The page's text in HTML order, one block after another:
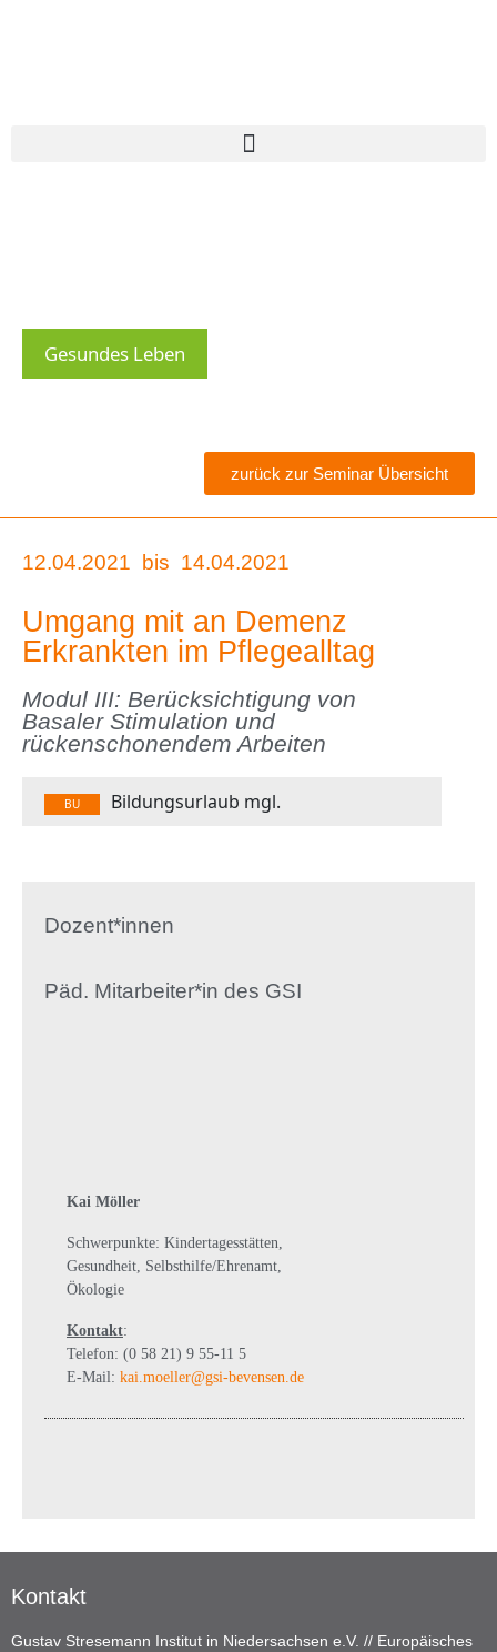
Gesundes Leben
zurück zur Seminar Übersicht
12.04.2021 bis 14.04.2021
Umgang mit an Demenz
Erkrankten im Pflegealltag
Modul III: Berücksichtigung von
Basaler Stimulation und
rückenschonendem Arbeiten
BU Bildungsurlaub mgl.
Dozent*innen
Päd. Mitarbeiter*in des GSI
Kai Möller
Schwerpunkte: Kindertagesstätten,
Gesundheit, Selbsthilfe/Ehrenamt,
Ökologie
Kontakt:
Telefon: (0 58 21) 9 55-11 5
E-Mail: kai.moeller@gsi-bevensen.de
Kontakt
Gustav Stresemann Institut in Niedersachsen e.V. // Europäisches